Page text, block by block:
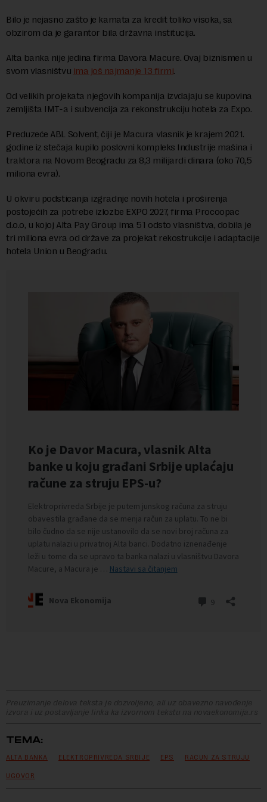
Bilo je nejasno zašto je kamata za kredit toliko visoka, sa
obzirom da je garantor bila državna institucija.
Alta banka nije jedina firma Davora Macure. Ovaj biznismen u
svom vlasništvu ima još najmanje 13 firmi.
Od velikih projekata njegovih kompanija izvdajaju se kupovina
zemljišta IMT-a i subvencija za rekonstrukciju hotela za Expo.
Preduzeće ABL Solvent, čiji je Macura vlasnik je krajem 2021.
godine iz stečaja kupilo poslovni kompleks Industrije mašina i
traktora na Novom Beogradu za 8,3 milijardi dinara (oko 70,5
miliona evra).
U okviru podsticanja izgradnje novih hotela i proširenja
postojećih za potrebe izlozbe EXPO 2027, firma Procoopac
d.o.o, u kojoj Alta Pay Group ima 51 odsto vlasništva, dobila je
tri miliona evra od države za projekat rekostrukcije i adaptacije
hotela Union u Beogradu.
Preuzimanje delova teksta je dozvoljeno, ali uz obavezno navođenje
izvora i uz postavljanje linka ka izvornom tekstu na novaekonomija.rs
TEMA:
ALTA BANKA ELEKTROPRIVREDA SRBIJE EPS RACUN ZA STRUJU
UGOVOR